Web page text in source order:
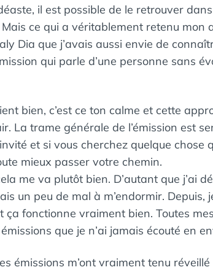
il est possible de le retrouver
Mais ce qui a véritablement retenu mon
Dia que j’avais aussi envie de
qui parle d’une personne sans
bien, c’est ce ton calme et cette
La trame générale de l’émission est
et si vous cherchez quelque chose
mieux passer votre chemin.
me va plutôt bien. D’autant que j’ai
un peu de mal à m’endormir. Depuis,
ça fonctionne vraiment bien. Toutes
que je n’ai jamais écouté en
émissions m’ont vraiment tenu